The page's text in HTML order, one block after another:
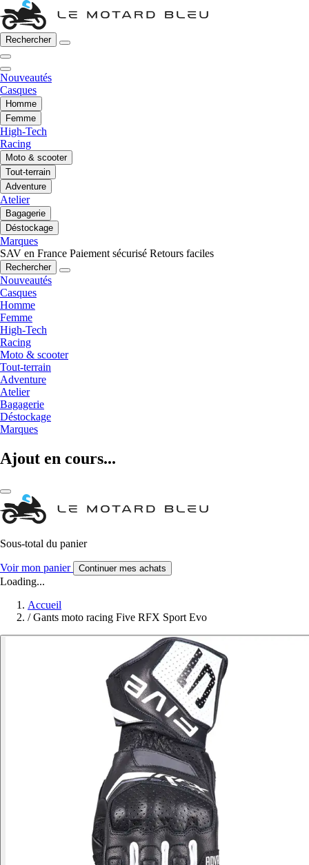
Rechercher
Nouveautés
Casques
Homme
Femme
High-Tech
Racing
Moto & scooter
Tout-terrain
Adventure
Atelier
Bagagerie
Déstockage
Marques
SAV en France Paiement sécurisé Retours faciles
Rechercher
Nouveautés
Casques
Homme
Femme
High-Tech
Racing
Moto & scooter
Tout-terrain
Adventure
Atelier
Bagagerie
Déstockage
Marques
Ajout en cours...
Sous-total du panier
Voir mon panier Continuer mes achats
Loading...
Accueil
/ Gants moto racing Five RFX Sport Evo